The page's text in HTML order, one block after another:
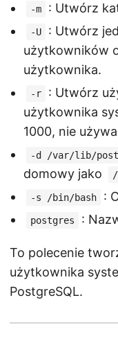
-m : Utwórz
-U
: Utwórz
użytkowników
użytkownika.
-r
: Utwórz
użytkownika
1000, nie
-d /var/lib/
domowy jako
-s /bin/bash :
postgres :
To polecenie
użytkownika
PostgreSQL.